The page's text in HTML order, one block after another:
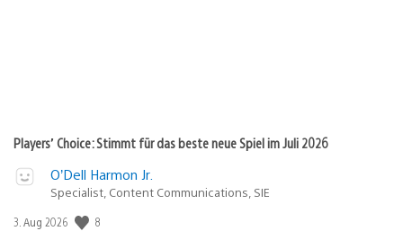
Players’ Choice: Stimmt für das beste neue Spiel im Juli 2026
O’Dell Harmon Jr.
Specialist, Content Communications, SIE
Veröffentlichungsdatum:
3. Aug 2026 8